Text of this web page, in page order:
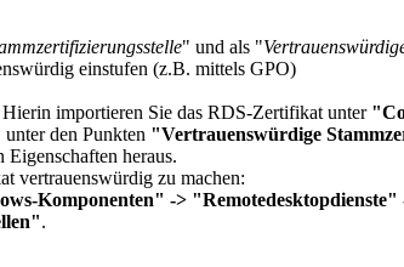
" und als "
einstufen (z.B. mittels GPO)
importieren Sie das RDS-Zertifikat unter
unter den Punkten "Vertrauenswürdige
heraus.
vertrauenswürdig zu machen:
Komponenten" ->
.